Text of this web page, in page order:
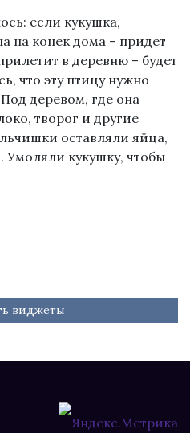
если кукушка,
на конек дома – придет
в деревню – будет
что эту птицу нужно
деревом, где она
творог и другие
оставляли яйца,
Умоляли кукушку, чтобы
виджеты